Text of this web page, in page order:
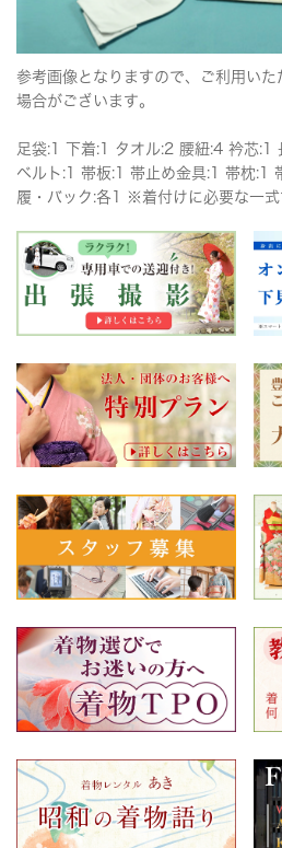
参考画像となりますので、ご利用いた
場合がございます。
足袋:1 下着:1 タオル:2 腰紐:4 衿芯:1
ベルト:1 帯板:1 帯止め金具:1 帯枕:1
履・バック:各1 ※着付けに必要な一式